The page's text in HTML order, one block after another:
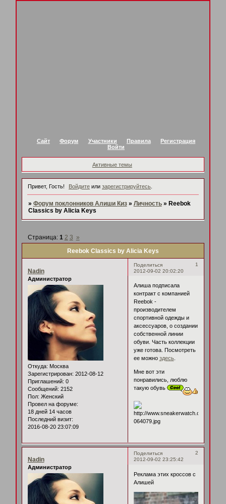
Сайт Форум Участники Правила
Регистрация
Войти
Активные темы
Привет, Гость! Войдите илизарегистрируйтесь
» Форум поклонников Алиши Киз » Личность » Reebok
Classics by Alicia Keys
Reebok Classics by Alicia Keys
Страница: 1 2 3 »
Поделиться
1
2012-09-02 20:02:20
Nadin
Администратор
Откуда: Москва
Зарегистрирован: 2012-08-12
Приглашений: 0
Сообщений: 2152
Пол: Женский
Провел на форуме:
18 дней 14 часов
Последний визит:
2016-08-20 23:07:09
Алиша подписала
контракт с компанией
Reebok -
производителем
спортивной одежды и
аксессуаров, о создании
собственной линии
обуви. Часть коллекции
уже готова. Посмотреть
ее можно здесь.
Мне вот эти
понравились, люблю
такую обувь
Поделиться
2
2012-09-02 23:25:42
Nadin
Администратор
Реклама этих кроссов с
Алишей